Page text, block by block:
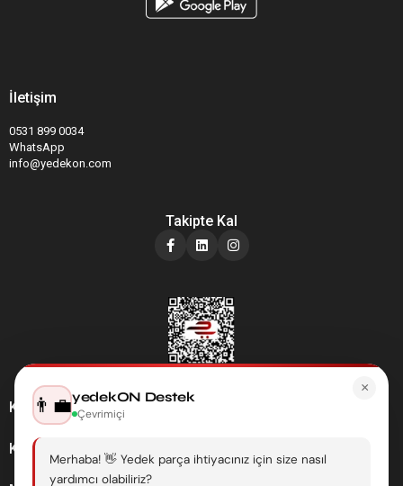
İletişim
0531 899 0034
WhatsApp
info@yedekon.com
Takipte Kal
Kategoriler
Kurumsal
×
👨‍💼yedekON Destek
Çevrimiçi
Merhaba! 👋 Yedek parça ihtiyacınız için size nasıl
yardımcı olabiliriz?